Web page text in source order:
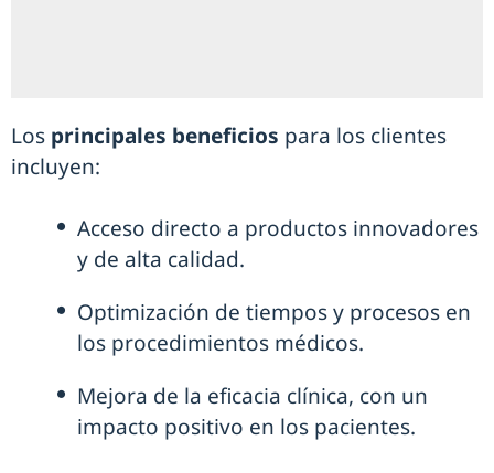
Los principales beneficios para los clientes
incluyen:
Acceso directo a productos innovadores
y de alta calidad.
Optimización de tiempos y procesos en
los procedimientos médicos.
Mejora de la eficacia clínica, con un
impacto positivo en los pacientes.